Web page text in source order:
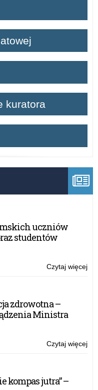
kuratora
uczniów
studentów
Czytaj więcej
zdrowotna –
Ministra
Czytaj więcej
kompas jutra” –